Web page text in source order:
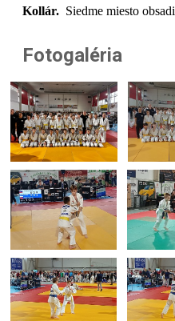
Kollár. Siedme miesto
Fotogaléria